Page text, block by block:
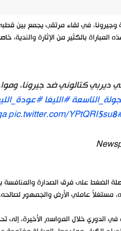
وجيرونا، في لقاء مرتقب يجمع بين
2026. تعد هذه المباراة بالكثير من الإثارة
ديربي كتالوني ضد جيرونا،
#الليغا
pic.twitter.com/YPtQRI5su8
الضغط على فرق الصدارة والمنافسة
عاملي الأرض والجمهور لصالحه.
الدوري خلال المواسم الأخيرة، إلى